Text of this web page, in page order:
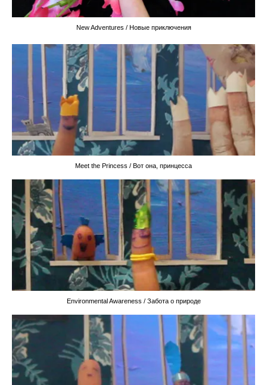
New Adventures / Новые приключения
Meet the Princess / Вот она, принцесса
Environmental Awareness / Забота о природе